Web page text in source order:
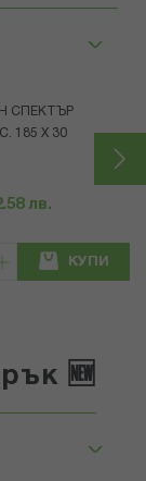
СПЕКТЪР
185 Х 30
лв.
КУПИ
🆕